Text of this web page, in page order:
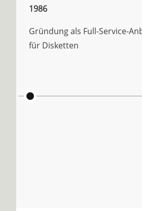
1986
Gründung als Full-Service-
für Disketten